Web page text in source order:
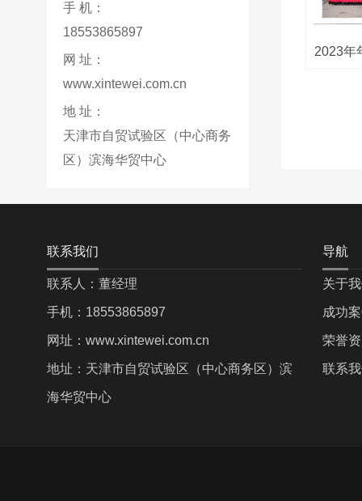
手 机：
18553865897
网 址：
www.xintewei.com.cn
地 址：
天津市自贸试验区（中心商务
区）滨海华贸中心
2023年
联系我们
联系人：董经理
手机：18553865897
网址：www.xintewei.com.cn
地址：天津市自贸试验区（中心商务区）滨
海华贸中心
导航
关于
成功
荣誉
联系